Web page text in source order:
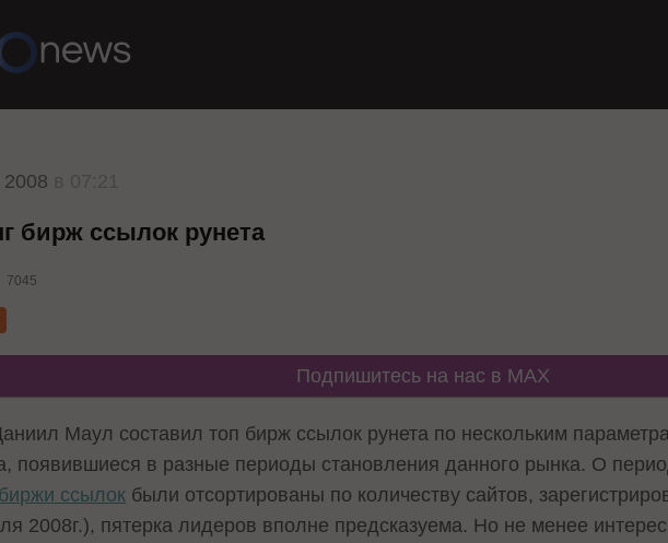
бирж ссылок рунета
7045
Подпишитесь на нас в MAX
Маул составил топ бирж ссылок рунета по нескольким
появившиеся в разные периоды становления данного рынка. О
биржи ссылок были отсортированы по количеству сайтов,
2008г.), пятерка лидеров вполне предсказуема. Но не менее